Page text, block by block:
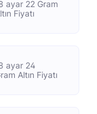
ayar 22 Gram
Fiyatı
ayar 24
Altın Fiyatı